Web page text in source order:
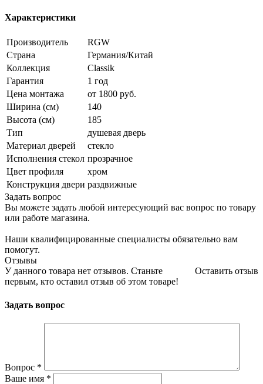
Характеристики
Производитель
RGW
Страна
Германия/Китай
Коллекция
Classik
Гарантия
1 год
Цена монтажа
от 1800 руб.
Ширина (см)
140
Высота (см)
185
Тип
душевая дверь
Материал дверей
стекло
Исполнения стекол прозрачное
Цвет профиля
хром
Конструкция двери раздвижные
Задать вопрос
Вы можете задать любой интересующий вас вопрос по товару
или работе магазина.
Наши квалифицированные специалисты обязательно вам
помогут.
Отзывы
Оставить отзыв
У данного товара нет отзывов. Станьте
первым, кто оставил отзыв об этом товаре!
Задать вопрос
Вопрос *
Ваше имя *